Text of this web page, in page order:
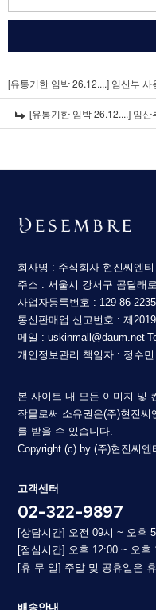
[유통기한 임박 26.12....] 임산부 사
[유통기한 임박 26.12....] 임산
회사명 : 주식회사 현진씨엔티
주소 : 서울시 강서구 곰달래
사업자등록번호 : 129-86-
통신판매업 신고번호 : 제
메일 : uskinmall@daum.net
개인정보관리 책임자 : 정수민
본 사이트 내 모든 이미지 및
작물로써 소유권은(주)현진
를 받을 수 있습니다.
Copyright (c) by (주)현진씨엔
고객센터
02-322-9897
[상담시간] 오전 09시 ~ 오후
[점심시간] 오후 12:00 ~ 오후
[휴 무 일] 주말 및 공휴일은
배송안내